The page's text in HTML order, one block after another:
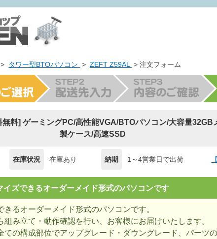
> タワー型BTOパソコン >ZEFT Z59AL > 注文フォーム
料] ゲーミングPC/高性能VGA/BTOパソコン/大容量32GB
製ケース/高速SSD
在庫状況 在庫あり 納期 1～4営業日で出荷
イズできるオーダーメイド形式のパソコンです
るオーダーメイド形式のパソコンです。
組み立て・動作確認を行い、お客様にお届けいたします。
ての構成部位でアップグレード・ダウングレード、パーツ